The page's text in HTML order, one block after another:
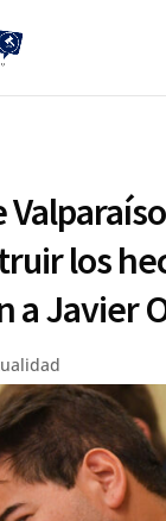
los
a Javier